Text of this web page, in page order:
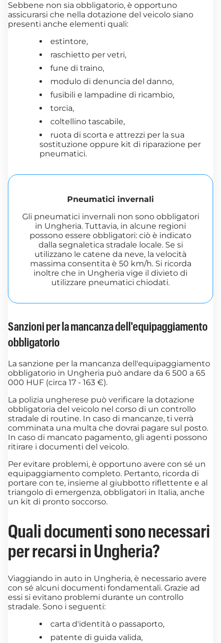
Sebbene non sia obbligatorio, è opportuno
assicurarsi che nella dotazione del veicolo siano
presenti anche elementi quali:
estintore,
raschietto per vetri,
fune di traino,
modulo di denuncia del danno,
fusibili e lampadine di ricambio,
torcia,
coltellino tascabile,
ruota di scorta e attrezzi per la sua
sostituzione oppure kit di riparazione per
pneumatici.
Pneumatici invernali
Gli pneumatici invernali non sono obbligatori
in Ungheria. Tuttavia, in alcune regioni
possono essere obbligatori: ciò è indicato
dalla segnaletica stradale locale. Se si
utilizzano le catene da neve, la velocità
massima consentita è 50 km/h. Si ricorda
inoltre che in Ungheria vige il divieto di
utilizzare pneumatici chiodati.
Sanzioni per la mancanza dell'equipaggiamento
obbligatorio
La sanzione per la mancanza dell'equipaggiamento
obbligatorio in Ungheria può andare da 6 500 a 65
000 HUF (circa 17 - 163 €).
La polizia ungherese può verificare la dotazione
obbligatoria del veicolo nel corso di un controllo
stradale di routine. In caso di mancanze, ti verrà
comminata una multa che dovrai pagare sul posto.
In caso di mancato pagamento, gli agenti possono
ritirare i documenti del veicolo.
Per evitare problemi, è opportuno avere con sé un
equipaggiamento completo. Pertanto, ricorda di
portare con te, insieme al giubbotto riflettente e al
triangolo di emergenza, obbligatori in Italia, anche
un kit di pronto soccorso.
Quali documenti sono necessari
per recarsi in Ungheria?
Viaggiando in auto in Ungheria, è necessario avere
con sé alcuni documenti fondamentali. Grazie ad
essi si evitano problemi durante un controllo
stradale. Sono i seguenti:
carta d'identità o passaporto,
patente di guida valida,